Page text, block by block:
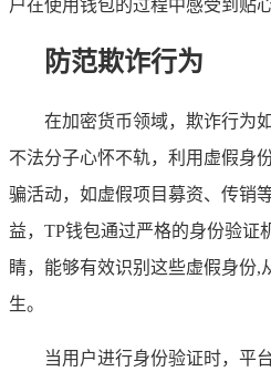
户在使用钱包的过程中感受到贴
防范欺诈行为
在加密货币领域，欺诈行为
不法分子心怀不轨，利用虚假身
骗活动，如虚假项目募资、传销
益，TP钱包通过严格的身份验证
睛，能够有效识别这些虚假身份,
生。
当用户进行身份验证时，平